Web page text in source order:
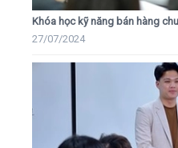
Khóa học kỹ năng bán hàng
27/07/2024